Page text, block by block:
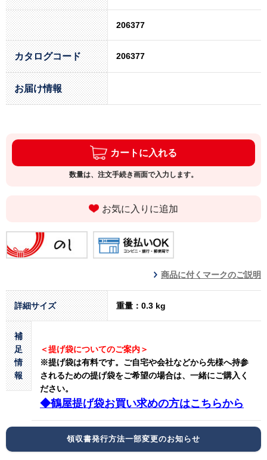
206377
カタログコード 206377
お届け情報
カートに入れる
数量は、注文手続き画面で入力します。
お気に入りに追加
商品に付くマークのご説明
詳細サイズ 重量：0.3 kg
補
足
情
報
＜提げ袋についてのご案内＞
※提げ袋は有料です。 ご自宅や会社などから先様へ持参
されるための提げ袋をご希望の場合は、一緒にご購入く
ださい。
◆鶴屋提げ袋お買い求めの方はこちらから
領収書発行方法一部変更のお知らせ